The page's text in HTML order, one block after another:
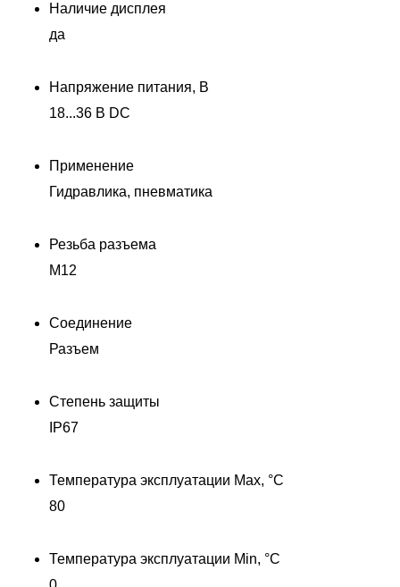
Наличие дисплея
да
Напряжение питания, В
18...36 В DC
Применение
Гидравлика, пневматика
Резьба разъема
M12
Соединение
Разъем
Степень защиты
IP67
Температура эксплуатации Max, °C
80
Температура эксплуатации Min, °C